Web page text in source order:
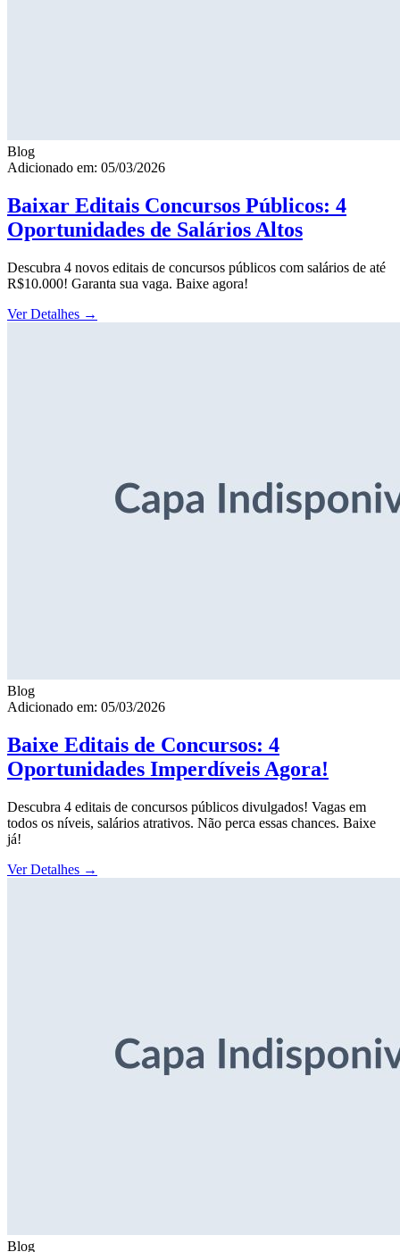
Blog
Adicionado em: 05/03/2026
Baixar Editais Concursos Públicos: 4
Oportunidades de Salários Altos
Descubra 4 novos editais de concursos públicos com salários de até
R$10.000! Garanta sua vaga. Baixe agora!
Ver Detalhes →
Blog
Adicionado em: 05/03/2026
Baixe Editais de Concursos: 4
Oportunidades Imperdíveis Agora!
Descubra 4 editais de concursos públicos divulgados! Vagas em
todos os níveis, salários atrativos. Não perca essas chances. Baixe
já!
Ver Detalhes →
Blog